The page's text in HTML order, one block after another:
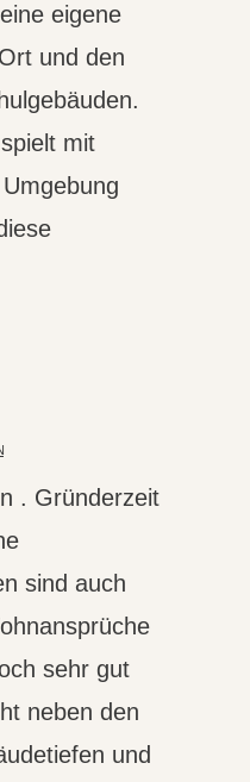
eigene
und den
mit
. Gründerzeit
sind auch
sehr gut
neben den
und